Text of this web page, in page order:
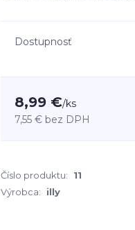
Dostupnosť
8,99 €/ks
7,55 € bez DPH
Číslo produktu: 11
Výrobca:
illy